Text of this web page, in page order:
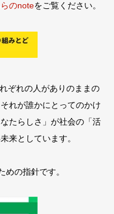
のnoteをご覧ください。
ぞれの人がありのままの
れが誰かにとってのかけ
たらしさ」が社会の「活
来としています。
めの指針です。